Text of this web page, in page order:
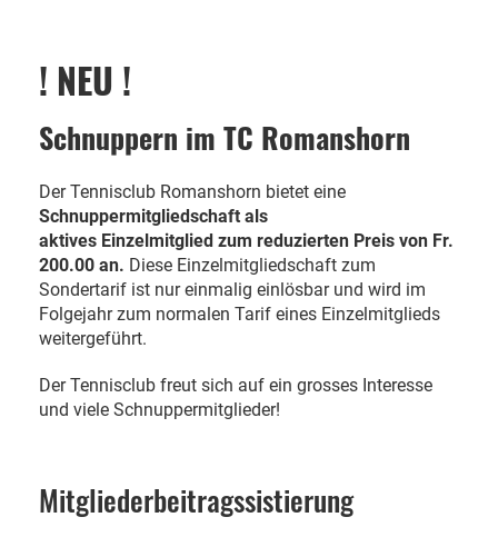
! NEU !
Schnuppern im TC Romanshorn
Der Tennisclub Romanshorn bietet eine
Schnuppermitgliedschaft als
aktives Einzelmitglied zum reduzierten Preis von Fr.
200.00 an. Diese Einzelmitgliedschaft zum
Sondertarif ist nur einmalig einlösbar und wird im
Folgejahr zum normalen Tarif eines Einzelmitglieds
weitergeführt.
Der Tennisclub freut sich auf ein grosses Interesse
und viele Schnuppermitglieder!
Mitgliederbeitragssistierung